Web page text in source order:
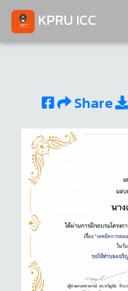
KPRU ICC
Share